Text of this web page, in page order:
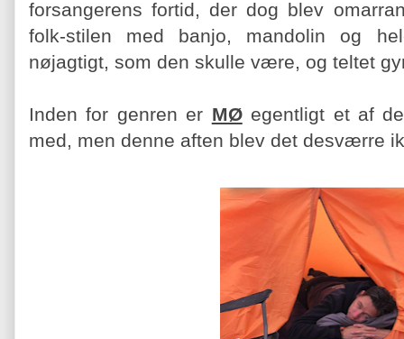
forsangerens fortid, der dog blev
folk-stilen med banjo, mandolin og
nøjagtigt, som den skulle være, og teltet
Inden for genren er MØegentligt et af
med, men denne aften blev det desværre